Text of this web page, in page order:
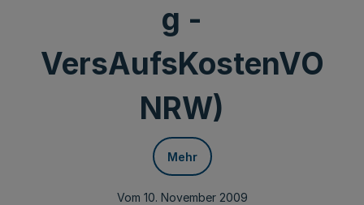
g -
VersAufsKostenVO
NRW)
Mehr
Vom 10. November 2009